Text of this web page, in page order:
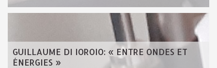
GUILLAUME DI IOROIO: « ENTRE ONDES ET
ÉNERGIES »